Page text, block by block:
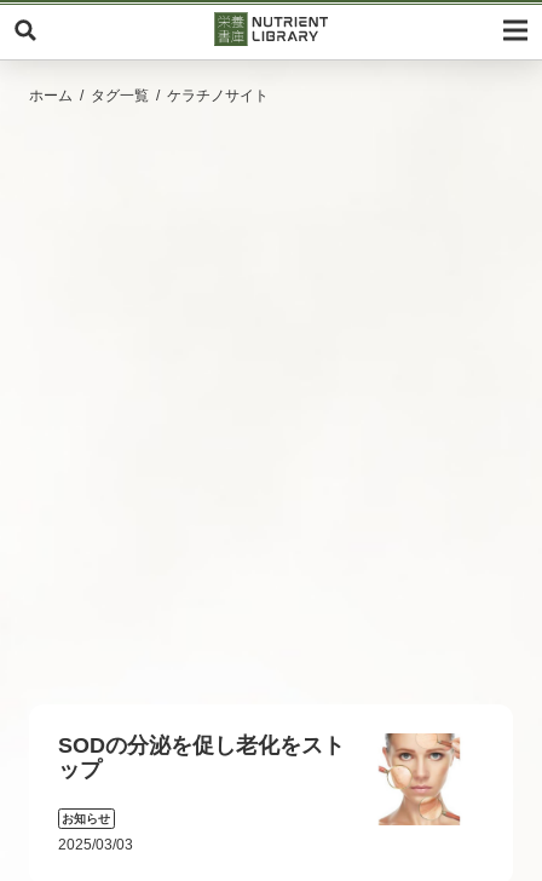
ホーム タグ一覧 ケラチノサイト
SODの分泌を促し老化をスト
ップ
お知らせ
2025/03/03